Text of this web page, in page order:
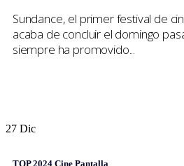
Sundance, el primer festival de
acaba de concluir el domingo
siempre ha promovido...
27 Dic
TOP 2024 Cine Pantalla